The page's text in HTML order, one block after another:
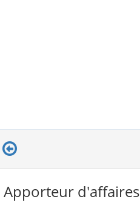
Apporteur d'affaires